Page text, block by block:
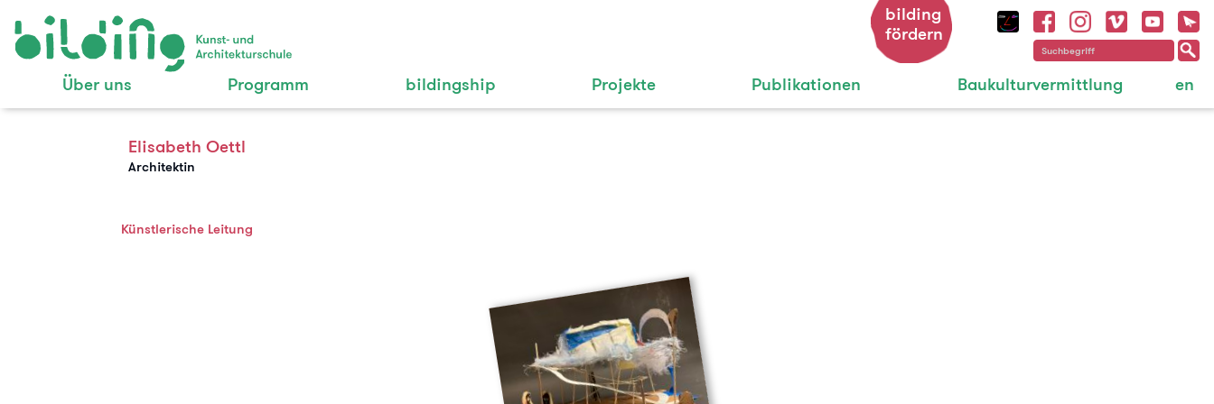
Über uns Programm bildingship Projekte Publikationen Baukulturvermittlung en
bilding
fördern
Elisabeth Oettl
Architektin
Künstlerische Leitung